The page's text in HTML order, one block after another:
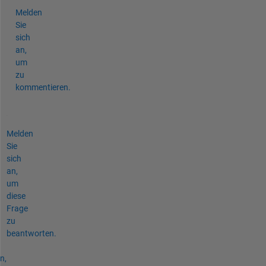
Melden
Sie
sich
an,
um
zu
kommentieren.
Melden
Sie
sich
an,
um
diese
Frage
zu
beantworten.